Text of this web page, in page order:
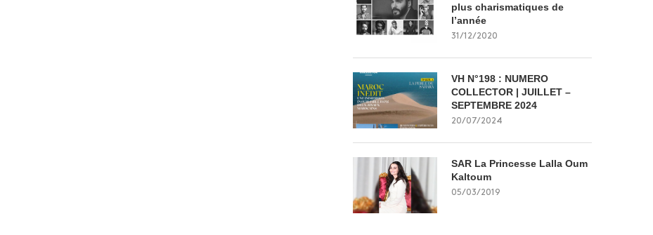
plus charismatiques de
l’année
31/12/2020
VH N°198 : NUMERO
COLLECTOR | JUILLET –
SEPTEMBRE 2024
20/07/2024
SAR La Princesse Lalla Oum
Kaltoum
05/03/2019